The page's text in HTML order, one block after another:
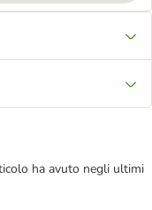
ha avuto negli ultimi